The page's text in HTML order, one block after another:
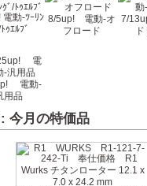
電動-ﾂｰﾘﾝ
ｩｴﾙﾌﾞ
8/5up! 電動-オ
フロード
7/
電動-
用品
今月の特価品